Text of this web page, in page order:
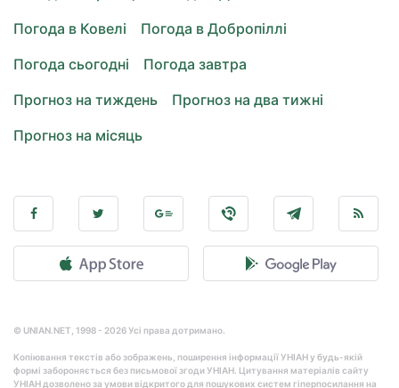
Погода в Ковелі
Погода в Добропіллі
Погода сьогодні
Погода завтра
Прогноз на тиждень
Прогноз на два тижні
Прогноз на місяць
© UNIAN.NET, 1998 - 2026 Усі права дотримано.
Копіювання текстів або зображень, поширення інформації УНІАН у будь-якій
формі забороняється без письмової згоди УНІАН. Цитування матеріалів сайту
УНІАН дозволено за умови відкритого для пошукових систем гіперпосилання на